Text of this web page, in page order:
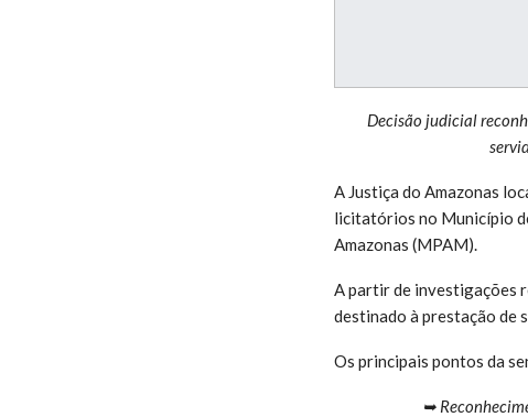
Decisão judicial
A Justiça do Amazonas
licitatórios no Município
Amazonas (MPAM).
A partir de investigações
destinado à prestação de
Os principais pontos da
➥